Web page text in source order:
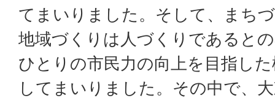
てまいりました。そして、まち
地域づくりは人づくりであると
ひとりの市民力の向上を目指し
してまいりました。その中で、